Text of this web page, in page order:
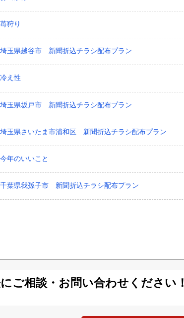
苺狩り
埼玉県越谷市 新聞折込チラシ配布プラン
冷え性
埼玉県坂戸市 新聞折込チラシ配布プラン
埼玉県さいたま市浦和区 新聞折込チラシ配布プラン
今年のいいこと
千葉県我孫子市 新聞折込チラシ配布プラン
ご相談・お問い合わせください！